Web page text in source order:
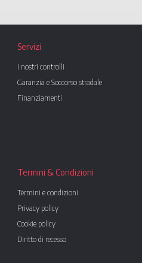
Servizi
I nostri controlli
Garanzia e Soccorso stradale
Finanziamenti
Termini & Condizioni
Termini e condizioni
Privacy policy
Cookie policy
Diritto di recesso